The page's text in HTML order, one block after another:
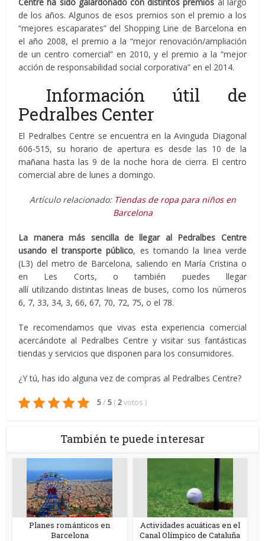
de los años. Algunos de esos premios son el premio a los
“mejores escaparates” del Shopping Line de Barcelona en
el año 2008, el premio a la “mejor renovación/ampliación
de un centro comercial” en 2010, y el premio a la “mejor
acción de responsabilidad social corporativa” en el 2014.
Información útil de
Pedralbes Center
El Pedralbes Centre se encuentra en la Avinguda Diagonal
606-515, su horario de apertura es desde las 10 de la
mañana hasta las 9 de la noche hora de cierra. El centro
comercial abre de lunes a domingo.
Artículo relacionado: Tiendas de ropa para niños en
Barcelona
La manera más sencilla de llegar al Pedralbes Centre
usando el transporte público, es tomando la linea verde
(L3) del metro de Barcelona, saliendo en María Cristina o
en Les Corts, o también puedes llegar
allí utilizando distintas lineas de buses, como los números
6, 7, 33, 34, 3, 66, 67, 70, 72, 75, o el 78.
Te recomendamos que vivas esta experiencia comercial
acercándote al Pedralbes Centre y visitar sus fantásticas
tiendas y servicios que disponen para los consumidores.
¿Y tú, has ido alguna vez de compras al Pedralbes Centre?
5/ 5 (2votos )
También te puede interesar
Planes románticos en
Barcelona
Actividades acuáticas en el
Canal Olímpico de Cataluña